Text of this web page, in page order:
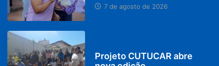
7 de agosto de 2026
Projeto CUTUCAR abre